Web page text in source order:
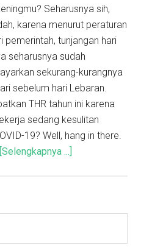
Seharusnya sih,
karena menurut peraturan
pemerintah, tunjangan hari
seharusnya sudah
sekurang-kurangnya
sebelum hari Lebaran.
THR tahun ini karena
sedang kesulitan
19? Well, hang in there.
[Selengkapnya ...]